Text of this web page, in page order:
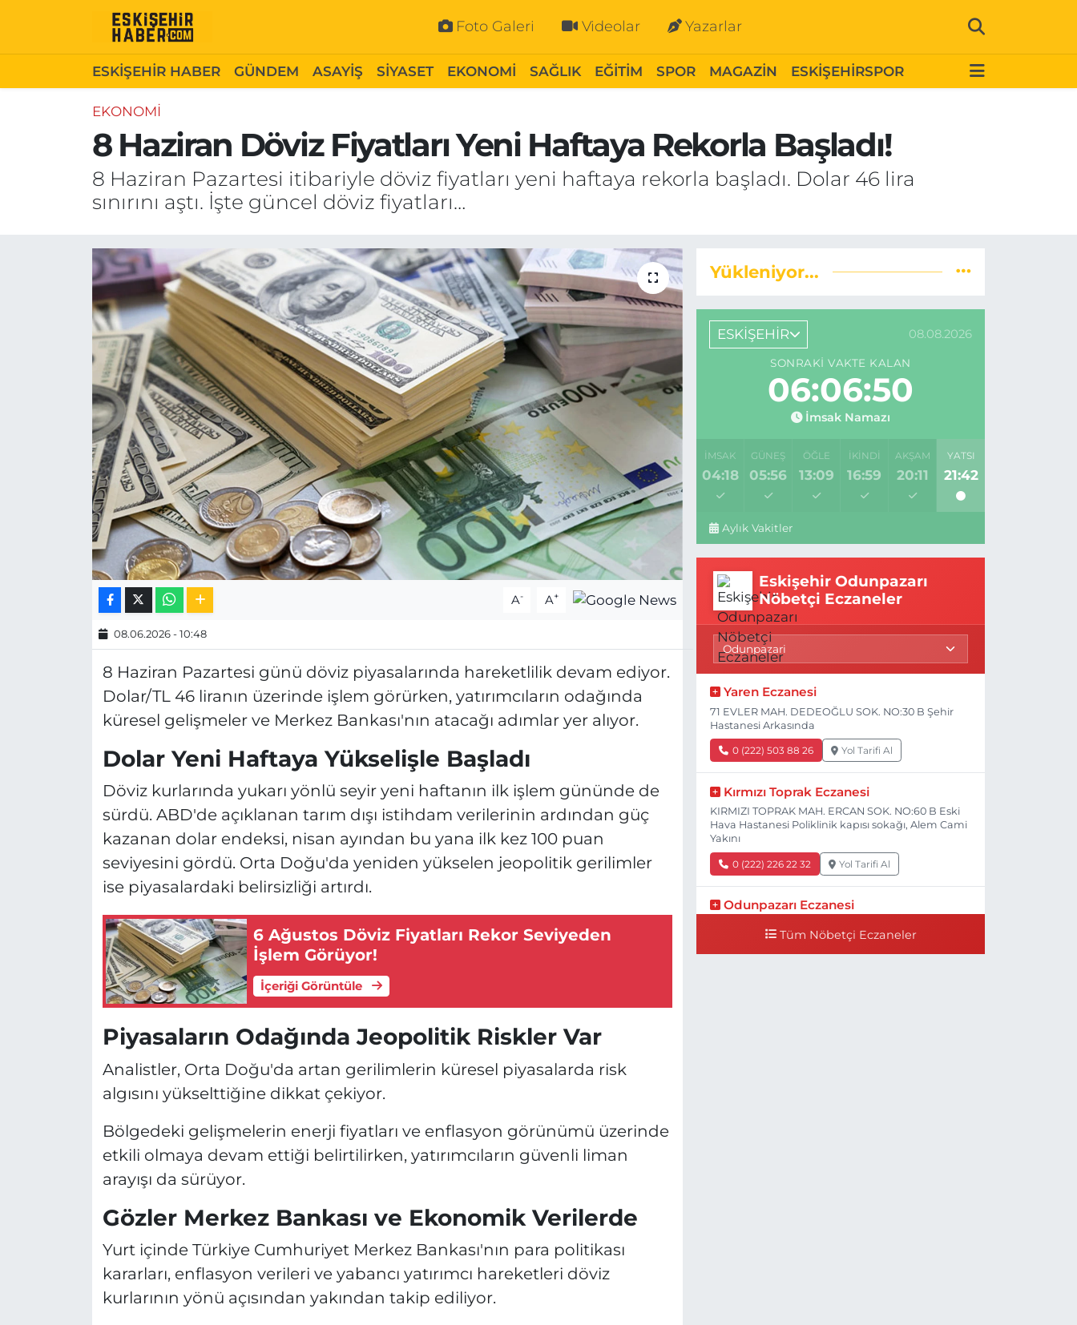
Foto Galeri Videolar Yazarlar
ESKİŞEHİR HABER GÜNDEM ASAYİŞ SİYASET EKONOMİ SAĞLIK EĞİTİM SPOR MAGAZİN ESKİŞEHİRSPOR
EKONOMİ
8 Haziran Döviz Fiyatları Yeni Haftaya Rekorla Başladı!
8 Haziran Pazartesi itibariyle döviz fiyatları yeni haftaya rekorla başladı. Dolar 46 lira
sınırını aştı. İşte güncel döviz fiyatları…
A- A+
08.06.2026 - 10:48
8 Haziran Pazartesi günü döviz piyasalarında hareketlilik devam ediyor.
Dolar/TL 46 liranın üzerinde işlem görürken, yatırımcıların odağında
küresel gelişmeler ve Merkez Bankası'nın atacağı adımlar yer alıyor.
Dolar Yeni Haftaya Yükselişle Başladı
Döviz kurlarında yukarı yönlü seyir yeni haftanın ilk işlem gününde de
sürdü. ABD'de açıklanan tarım dışı istihdam verilerinin ardından güç
kazanan dolar endeksi, nisan ayından bu yana ilk kez 100 puan
seviyesini gördü. Orta Doğu'da yeniden yükselen jeopolitik gerilimler
ise piyasalardaki belirsizliği artırdı.
6 Ağustos Döviz Fiyatları Rekor Seviyeden
İşlem Görüyor!
İçeriği Görüntüle
Piyasaların Odağında Jeopolitik Riskler Var
Analistler, Orta Doğu'da artan gerilimlerin küresel piyasalarda risk
algısını yükselttiğine dikkat çekiyor.
Bölgedeki gelişmelerin enerji fiyatları ve enflasyon görünümü üzerinde
etkili olmaya devam ettiği belirtilirken, yatırımcıların güvenli liman
arayışı da sürüyor.
Gözler Merkez Bankası ve Ekonomik Verilerde
Yurt içinde Türkiye Cumhuriyet Merkez Bankası'nın para politikası
kararları, enflasyon verileri ve yabancı yatırımcı hareketleri döviz
kurlarının yönü açısından yakından takip ediliyor.
Yükleniyor...
ESKİŞEHİR 08.08.2026
SONRAKI VAKTE KALAN
06:06:49
İmsak Namazı
İMSAK
04:18
GÜNEŞ
05:56
ÖĞLE
13:09
İKINDI
16:59
AKŞAM
20:11
YATSI
21:42
Aylık Vakitler
Eskişehir Odunpazarı
Nöbetçi Eczaneler
Yaren Eczanesi
71 EVLER MAH. DEDEOĞLU SOK. NO:30 B Şehir
Hastanesi Arkasında
0 (222) 503 88 26 Yol Tarifi Al
Kırmızı Toprak Eczanesi
KIRMIZI TOPRAK MAH. ERCAN SOK. NO:60 B Eski
Hava Hastanesi Poliklinik kapısı sokağı, Alem Cami
Yakını
0 (222) 226 22 32 Yol Tarifi Al
Odunpazarı Eczanesi
NO:21 E TIP FAKÜLTESİ KARŞISI
Tüm Nöbetçi Eczaneler
ESKİŞEHİR HABER
ASAYİŞ
SİYASET
SAĞLIK
EĞİTİM
MAGAZİN
ESKİŞEHİRSPOR
Gizlilik Politikası
İletişim
Künye
Odunpazarı Hava Durumu
Odunpazarı Trafik Yoğunluk Haritası
Süper Lig Puan Durumu ve Fikstür
Tüm Manşetler
Haber Arşivi